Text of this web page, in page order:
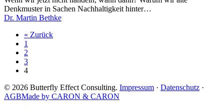
Denkmuster in Sachen Nachhaltigkeit hinter…
Dr. Martin Bethke
« Zurück
1
2
3
4
© 2026 Butterfly Effect Consulting. Impressum · Datenschutz ·
AGBMade by CARON & CARON